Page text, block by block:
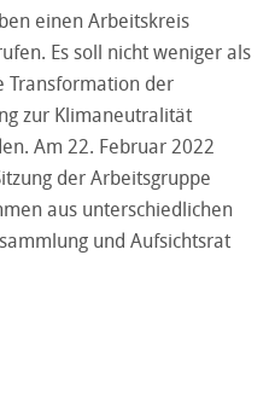
einen Arbeitskreis
Es soll nicht weniger als
Transformation der
zur Klimaneutralität
Am 22. Februar 2022
der Arbeitsgruppe
aus unterschiedlichen
und Aufsichtsrat